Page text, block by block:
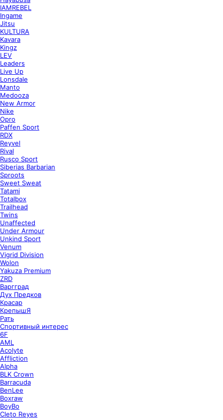
IAMREBEL
Ingame
Jitsu
KULTURA
Kavara
Kingz
LEV
Leaders
Live Up
Lonsdale
Manto
Medooza
New Armor
Nike
Opro
Paffen Sport
RDX
Reyvel
Rival
Rusco Sport
Siberias Barbarian
Sproots
Sweet Sweat
Tatami
Totalbox
Trailhead
Twins
Unaffected
Under Armour
Unkind Sport
Venum
Vigrid Division
Wolon
Yakuza Premium
ZRD
Варгград
Дух Предков
Красар
КрепышЯ
Рать
Спортивный интерес
6F
AML
Acolyte
Affliction
Alpha
BLK Crown
Barracuda
BenLee
Boxraw
BoyBo
Cleto Reyes